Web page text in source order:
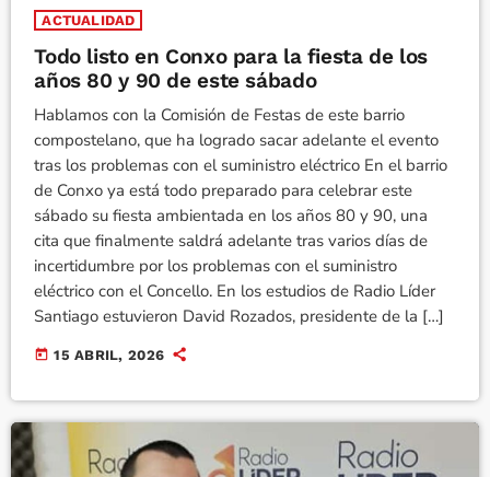
ACTUALIDAD
Todo listo en Conxo para la fiesta de los
años 80 y 90 de este sábado
Hablamos con la Comisión de Festas de este barrio
compostelano, que ha logrado sacar adelante el evento
tras los problemas con el suministro eléctrico En el barrio
de Conxo ya está todo preparado para celebrar este
sábado su fiesta ambientada en los años 80 y 90, una
cita que finalmente saldrá adelante tras varios días de
incertidumbre por los problemas con el suministro
eléctrico con el Concello. En los estudios de Radio Líder
Santiago estuvieron David Rozados, presidente de la […]
today 15 ABRIL, 2026